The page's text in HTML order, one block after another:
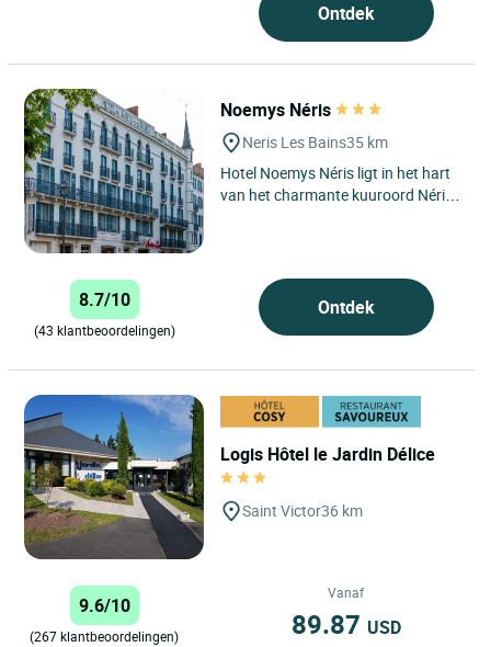
Ontdek
Noemys Néris
Neris Les Bains35 km
Hotel Noemys Néris ligt in het hart
van het charmante kuuroord Néris-
8.7/10
(43 klantbeoordelingen)
Ontdek
Logis Hôtel le Jardin Délice
Saint Victor36 km
9.6/10
(267 klantbeoordelingen)
Vanaf
89.87 USD